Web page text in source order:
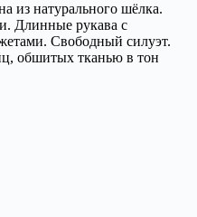
из натурального шёлка.
Длинные рукава с
Свободный силуэт.
обшитых тканью в тон